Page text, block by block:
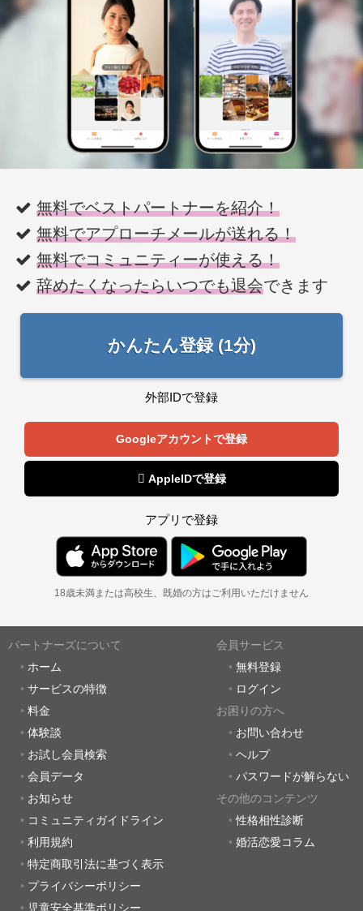
無料でベストパートナーを紹介！
無料でアプローチメールが送れる！
無料でコミュニティーが使える！
辞めたくなったらいつでも退会できます
かんたん登録 (1分)
外部IDで登録
Googleアカウントで登録
 AppleIDで登録
アプリで登録
18歳未満または高校生、既婚の方はご利用いただけません
パートナーズについて
ホーム
サービスの特徴
料金
体験談
お試し会員検索
会員データ
お知らせ
コミュニティガイドライン
利用規約
特定商取引法に基づく表示
プライバシーポリシー
児童安全基準ポリシー
会員サービス
無料登録
ログイン
お困りの方へ
お問い合わせ
ヘルプ
パスワードが解らない
その他のコンテンツ
性格相性診断
婚活恋愛コラム